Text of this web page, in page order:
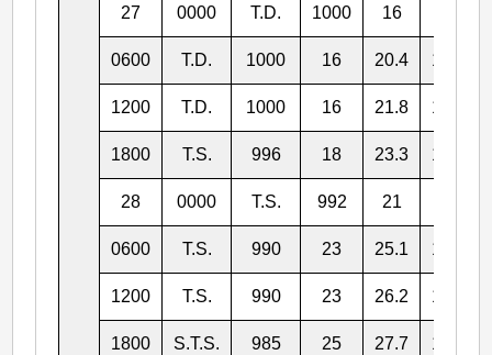
27 0000 T.D. 1000 16
0600 T.D. 1000 16 20.4 160.2
1200 T.D. 1000 16 21.8 159.8
1800 T.S. 996 18 23.3 159.5
28 0000 T.S. 992 21
0600 T.S. 990 23 25.1 159.0
1200 T.S. 990 23 26.2 160.2
1800 S.T.S. 985 25 27.7 161.5